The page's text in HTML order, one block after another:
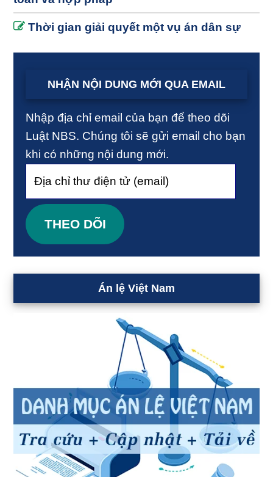
Thời gian giải quyết một vụ án dân sự
NHẬN NỘI DUNG MỚI QUA EMAIL
Nhập địa chỉ email của bạn để theo dõi
Luật NBS. Chúng tôi sẽ gửi email cho bạn
khi có những nội dung mới.
thư
điện
tử
THEO DÕI
Án lệ Việt Nam